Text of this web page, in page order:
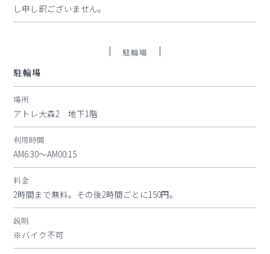
し申し訳ございません。
駐輪場
駐輪場
場所
アトレ大森2 地下1階
利用時間
AM6:30～AM00:15
料金
2時間まで無料。その後2時間ごとに150円。
説明
※バイク不可